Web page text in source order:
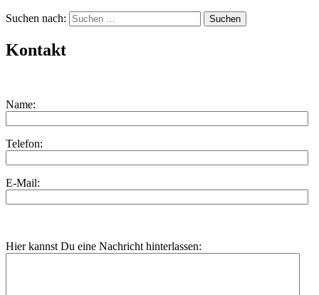
Suchen nach:
Kontakt
Name:
Telefon:
E-Mail:
Hier kannst Du eine Nachricht hinterlassen: